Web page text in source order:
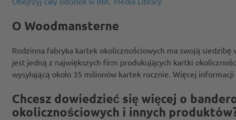
O Woodmansterne
Rodzinna fabryka kartek okolicznościowych ma swoją
jest jedną z największych firm produkujących kartki
wysyłającą około 35 milionów kartek rocznie. Więcej informacji
Chcesz dowiedzieć się więcej o
okolicznościowych i innych